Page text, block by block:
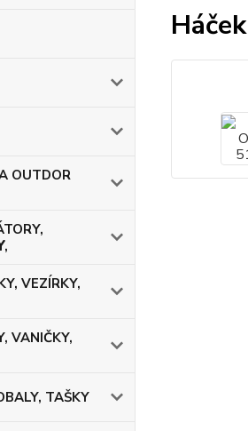
OUTDOR
VEZÍRKY,
VANIČKY,
TAŠKY